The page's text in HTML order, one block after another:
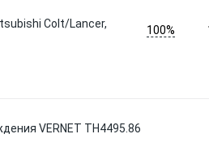
Colt/Lancer,
100%
VERNET TH4495.86